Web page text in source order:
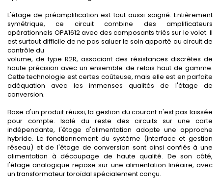
L'étage de préamplification est tout aussi soigné. Entièrement
symétrique, ce circuit combine des amplificateurs
opérationnels OPA1612 avec des composants triés sur le volet. Il
est surtout difficile de ne pas saluer le soin apporté au circuit de
contrôle du
volume, de type R2R, associant des résistances discrètes de
haute précision avec un ensemble de relais haut de gamme.
Cette technologie est certes coûteuse, mais elle est en parfaite
adéquation avec les immenses qualités de l'étage de
conversion.
Base d'un produit réussi, la gestion du courant n'est pas laissée
pour compte. Isolé du reste des circuits sur une carte
indépendante, l'étage d'alimentation adopte une approche
hybride. Le fonctionnement du système (interface et gestion
réseau) et de l'étage de conversion sont ainsi confiés à une
alimentation à découpage de haute qualité. De son côté,
l'étage analogique repose sur une alimentation linéaire, avec
un transformateur toroïdal spécialement conçu.